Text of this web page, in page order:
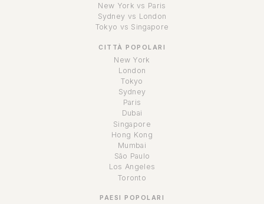
New York vs Paris
Sydney vs London
Tokyo vs Singapore
CITTÀ POPOLARI
New York
London
Tokyo
Sydney
Paris
Dubai
Singapore
Hong Kong
Mumbai
São Paulo
Los Angeles
Toronto
PAESI POPOLARI